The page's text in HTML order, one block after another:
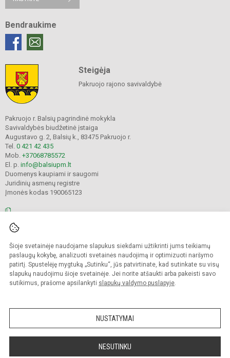
Šioje svetainėje naudojame slapukus siekdami užtikrinti jums teikiamų
paslaugų kokybę, analizuoti svetainės naudojimą ir optimizuoti naršymo
patirtį. Spustelėję mygtuką „Sutinku“, jūs patvirtinate, kad sutinkate su visų
slapukų naudojimu šioje svetainėje. Jei norite atšaukti arba pakeisti savo
sutikimus, prašome apsilankyti slapukų valdymo puslapyje.
NUSTATYMAI
NESUTINKU
Bendraukime
Steigėja
Pakruojo rajono savivaldybė
Pakruojo r. Balsių pagrindinė mokykla
Savivaldybės biudžetinė įstaiga
Augustavo g. 2, Balsių k., 83475 Pakruojo r.
Tel. 0 421 42 435
Mob. +37068785572
El. p. info@balsiupm.lt
Duomenys kaupiami ir saugomi
Juridinių asmenų registre
Įmonės kodas 190065123
Kopijuoti turinį be raštiško mokyklos administracijos sutikimo griežtai
draudžiama.
Prieinamumo paraiška Slapukų valdymas
Sumanus būdas atnaujinti